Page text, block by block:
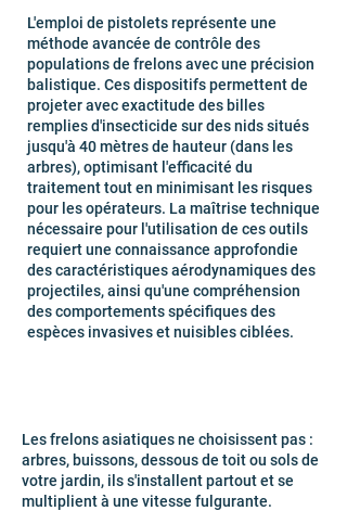
L'emploi de pistolets représente une
méthode avancée de contrôle des
populations de frelons avec une précision
balistique. Ces dispositifs permettent de
projeter avec exactitude des billes
remplies d'insecticide sur des nids situés
jusqu'à 40 mètres de hauteur (dans les
arbres), optimisant l'efficacité du
traitement tout en minimisant les risques
pour les opérateurs. La maîtrise technique
nécessaire pour l'utilisation de ces outils
requiert une connaissance approfondie
des caractéristiques aérodynamiques des
projectiles, ainsi qu'une compréhension
des comportements spécifiques des
espèces invasives et nuisibles ciblées.
Les frelons asiatiques ne choisissent pas :
arbres, buissons, dessous de toit ou sols de
votre jardin, ils s'installent partout et se
multiplient à une vitesse fulgurante.